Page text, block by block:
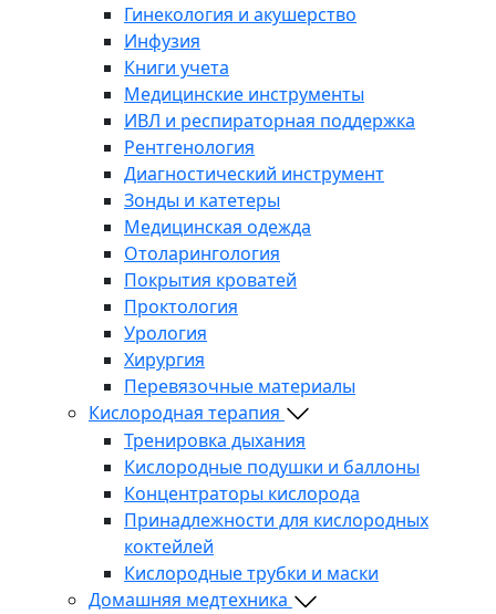
Гинекология и акушерство
Инфузия
Книги учета
Медицинские инструменты
ИВЛ и респираторная поддержка
Рентгенология
Диагностический инструмент
Зонды и катетеры
Медицинская одежда
Отоларингология
Покрытия кроватей
Проктология
Урология
Хирургия
Перевязочные материалы
Кислородная терапия
Тренировка дыхания
Кислородные подушки и баллоны
Концентраторы кислорода
Принадлежности для кислородных
коктейлей
Кислородные трубки и маски
Домашняя медтехника